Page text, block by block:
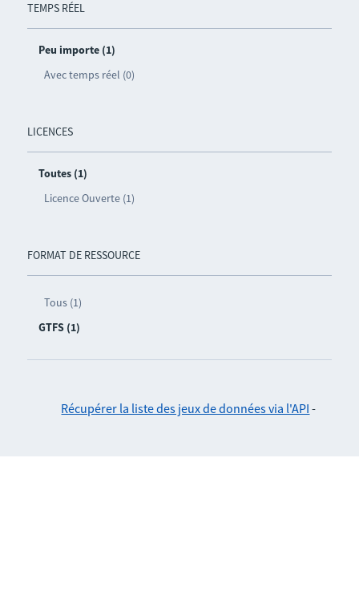
TEMPS RÉEL
Peu importe (1)
Avec temps réel (0)
LICENCES
Toutes (1)
Licence Ouverte (1)
FORMAT DE RESSOURCE
Tous (1)
GTFS (1)
Récupérer la liste des jeux de données via l'API -